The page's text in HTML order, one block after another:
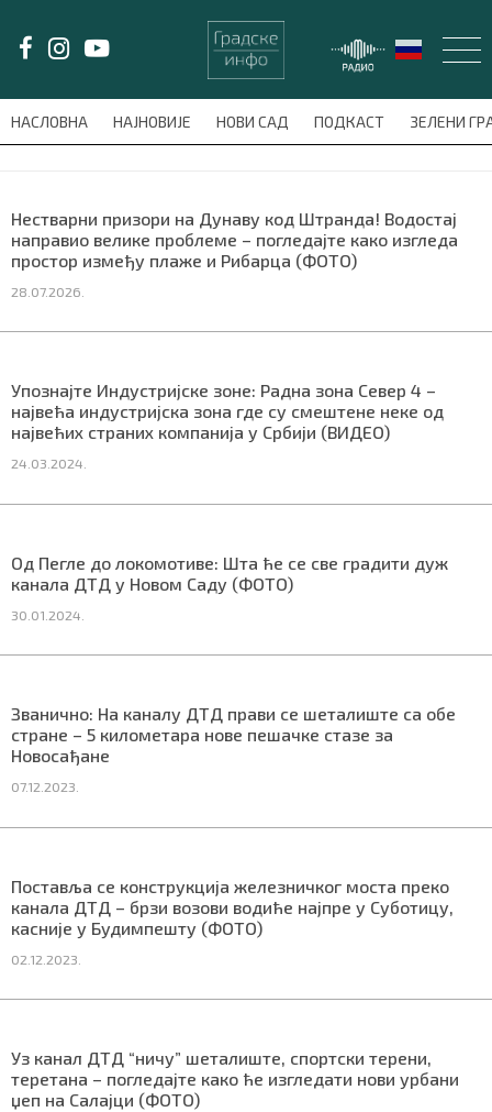
НАСЛОВНА НАЈНОВИЈЕ НОВИ САД ПОДКАСТ ЗЕЛЕНИ
meni'); $this_item = current( wp_filter_object_list(
Нестварни призори на Дунаву код Штранда! Водостај
направио велике проблеме – погледајте како изгледа
простор између плаже и Рибарца (ФОТО)
28.07.2026.
Упознајте Индустријске зоне: Радна зона Север 4 –
највећа индустријска зона где су смештене неке од
највећих страних компанија у Србији (ВИДЕО)
24.03.2024.
Од Пегле до локомотиве: Шта ће се све градити дуж
канала ДТД у Новом Саду (ФОТО)
30.01.2024.
Званично: На каналу ДТД прави се шеталиште са обе
стране – 5 километара нове пешачке стазе за
Новосађане
07.12.2023.
Поставља се конструкција железничког моста преко
канала ДТД – брзи возови водиће најпре у Суботицу,
касније у Будимпешту (ФОТО)
02.12.2023.
Уз канал ДТД “ничу” шеталиште, спортски терени,
теретана – погледајте како ће изгледати нови урбани
џеп на Салајци (ФОТО)
LAT/ЋИР
НАЈНОВИЈЕ
ЗЕЛЕНИ ГРАД
ВИДЕО
БЛОГ
СРБИЈА
СВЕТ
ЖИВОТ И СТИЛ
СПОРТ
redakcija@gradskeinfo.rs
Маркетинг|Услови коришћења|Политика